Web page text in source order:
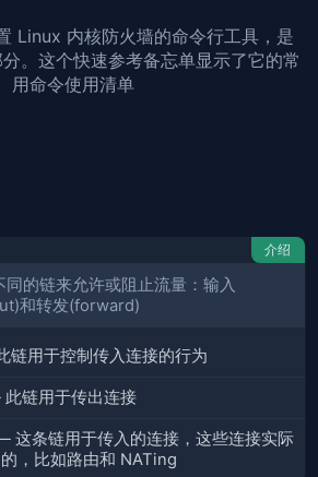
Linux 内核防火墙的命令行工具，是
。这个快速参考备忘单显示了它的常
用命令使用清单
介绍
的链来允许或阻止流量：输入
和转发(forward)
用于控制传入连接的行为
链用于传出连接
条链用于传入的连接，这些连接实际
，比如路由和 NATing